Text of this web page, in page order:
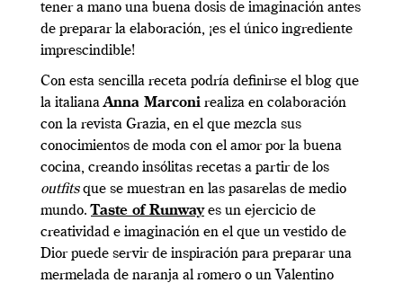
tener a mano una buena dosis de imaginación antes
de preparar la elaboración, ¡es el único ingrediente
imprescindible!
Con esta sencilla receta podría definirse el blog que
la italianaAnna Marconi realiza en colaboración
con la revista Grazia, en el que mezcla sus
conocimientos de moda con el amor por la buena
cocina, creando insólitas recetas a partir de los
outfitsque se muestran en las pasarelas de medio
mundo.Taste of Runwayes un ejercicio de
creatividad e imaginación en el que un vestido de
Dior puede servir de inspiración para preparar una
mermelada de naranja al romero o un Valentino